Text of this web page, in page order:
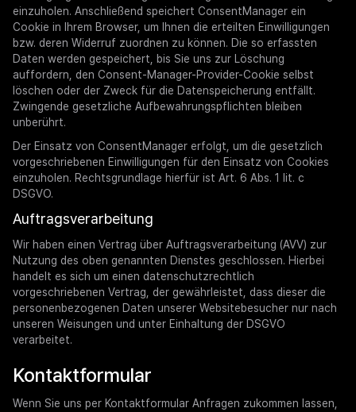
einzuholen. Anschließend speichert ConsentManager ein
Cookie in Ihrem Browser, um Ihnen die erteilten Einwilligungen
bzw. deren Widerruf zuordnen zu können. Die so erfassten
Daten werden gespeichert, bis Sie uns zur Löschung
auffordern, den Consent-Manager-Provider-Cookie selbst
löschen oder der Zweck für die Datenspeicherung entfällt.
Zwingende gesetzliche Aufbewahrungspflichten bleiben
unberührt.
Der Einsatz von ConsentManager erfolgt, um die gesetzlich
vorgeschriebenen Einwilligungen für den Einsatz von Cookies
einzuholen. Rechtsgrundlage hierfür ist Art. 6 Abs. 1 lit. c
DSGVO.
Auftragsverarbeitung
Wir haben einen Vertrag über Auftragsverarbeitung (AVV) zur
Nutzung des oben genannten Dienstes geschlossen. Hierbei
handelt es sich um einen datenschutzrechtlich
vorgeschriebenen Vertrag, der gewährleistet, dass dieser die
personenbezogenen Daten unserer Websitebesucher nur nach
unseren Weisungen und unter Einhaltung der DSGVO
verarbeitet.
Kontaktformular
Wenn Sie uns per Kontaktformular Anfragen zukommen lassen,